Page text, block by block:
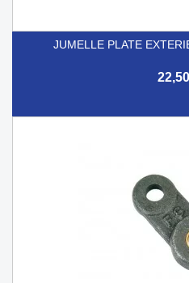
JUMELLE PLATE